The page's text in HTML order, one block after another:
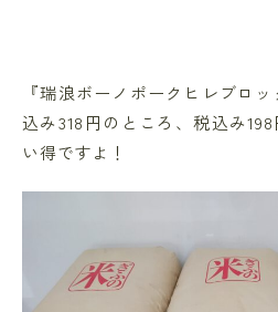
『瑞浪ボーノポークヒレブロ
込み318円のところ、税込み
い得ですよ！